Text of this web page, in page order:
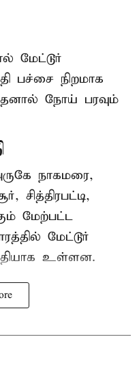
மேட்டூர்
பச்சை நிறமாக
நோய் பரவும்
நாகமரை,
சித்திரபட்டி,
மேற்பட்ட
மேட்டூர்
உள்ளன.